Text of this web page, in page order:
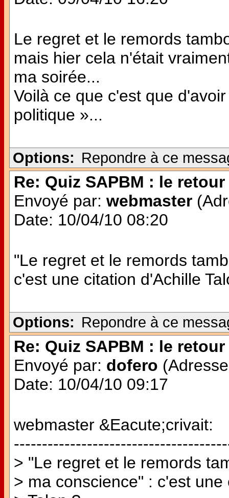
Le regret et le remords
mais hier cela n'était
ma soirée...
Voilà ce que c'est que
politique »...
Options: Repondre à ce
Re: Quiz SAPBM : le retour
Envoyé par: webmaster
Date: 10/04/10 08:20
"Le regret et le remords
c'est une citation d'Achille
Options: Repondre à ce
Re: Quiz SAPBM : le retour
Envoyé par: dofero
Date: 10/04/10 09:17
webmaster &Eacute;crivait:
> "Le regret et le remords
> ma conscience" : c'est une